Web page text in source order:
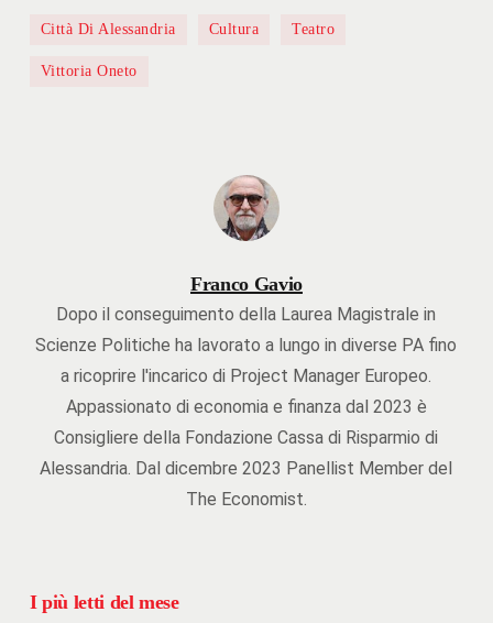
Città Di Alessandria Cultura Teatro
Vittoria Oneto
Franco Gavio
Dopo il conseguimento della Laurea Magistrale in
Scienze Politiche ha lavorato a lungo in diverse PA fino
a ricoprire l'incarico di Project Manager Europeo.
Appassionato di economia e finanza dal 2023 è
Consigliere della Fondazione Cassa di Risparmio di
Alessandria. Dal dicembre 2023 Panellist Member del
The Economist.
I più letti del mese